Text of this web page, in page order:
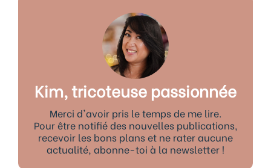
Kim, tricoteuse passionnée
Merci d'avoir pris le temps de me lire.
Pour être notifié des nouvelles publications,
recevoir les bons plans et ne rater aucune
actualité, abonne-toi à la newsletter !